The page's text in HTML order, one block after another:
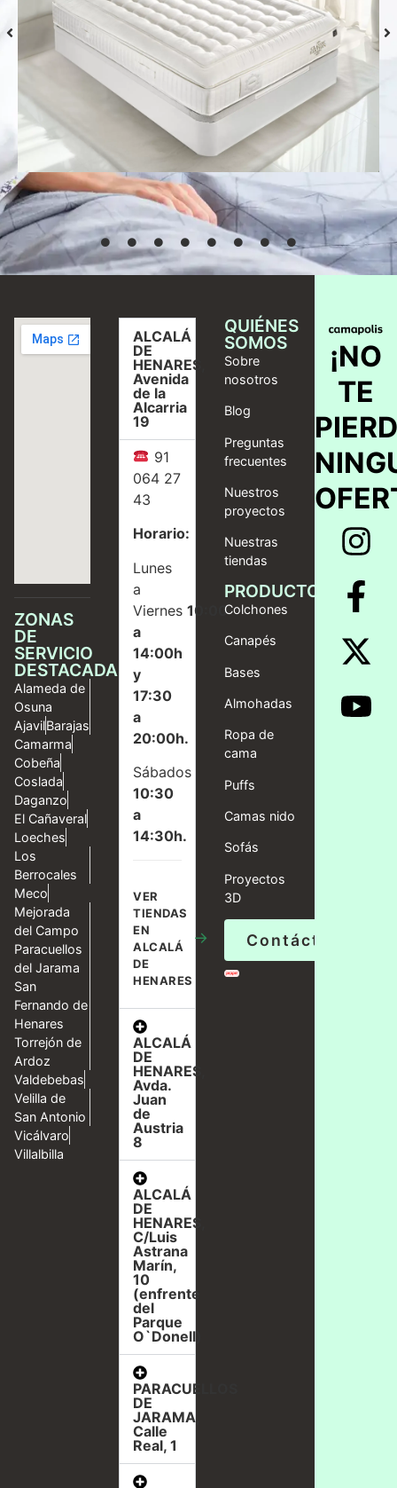
Colchón S-Grafeno Hannes
Desde 769,00 €
Seleccionar
opciones
ZONAS
DE
SERVICIO
DESTACADAS
Alameda de
Osuna
AjavilBarajas
Camarma
Cobeña
Coslada
Daganzo
El Cañaveral
Loeches
Los
Berrocales
Meco
Mejorada
del Campo
Paracuellos
del Jarama
San
Fernando de
Henares
Torrejón de
Ardoz
Valdebebas
Velilla de
San Antonio
Vicálvaro
Villalbilla
ALCALÁ
DE
HENARES,
Avenida
de la
Alcarria
19
91
064 27
43
Horario:
Lunes
a
Viernes10:00
a
14:00h
y
17:30
a
20:00h.
Sábados
10:30
a
14:30h.
VER
TIENDAS
EN
ALCALÁ
DE
HENARES
→
ALCALÁ
DE
HENARES,
Avda.
Juan
de
Austria
8
ALCALÁ
DE
HENARES,
C/Luis
Astrana
Marín,
10
(enfrente
del
Parque
O`Donell)
PARACUELLOS
DE
JARAMA,
Calle
Real, 1
QUIÉNES
SOMOS
Sobre
nosotros
Blog
Preguntas
frecuentes
Nuestros
proyectos
Nuestras
tiendas
PRODUCTOS
Colchones
Canapés
Bases
Almohadas
Ropa de
cama
Puffs
Camas nido
Sofás
Proyectos
3D
Contáctanos
¡NO
TE